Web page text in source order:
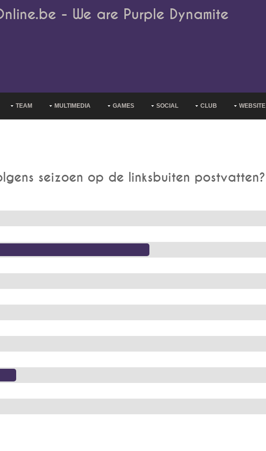
- We are Purple Dynamite
TEAM MULTIMEDIA GAMES SOCIAL CLUB WEBSITE
seizoen op de linksbuiten postvatten?